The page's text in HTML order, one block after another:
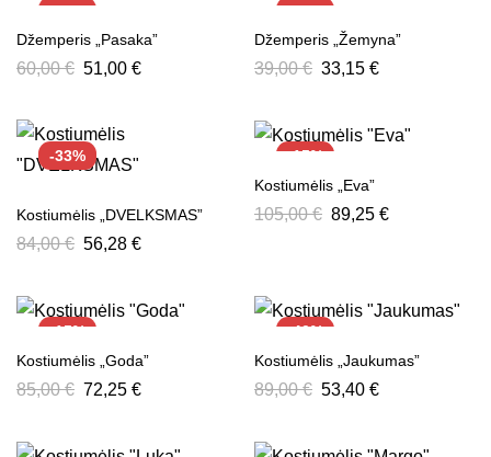
-15%
Džemperis „Pasaka”
60,00€ 51,00 €
-15%
Džemperis „Žemyna”
39,00€ 33,15 €
-33%
Kostiumėlis „DVELKSMAS”
84,00€ 56,28 €
-15%
Kostiumėlis „Eva”
105,00€ 89,25 €
-15%
Kostiumėlis „Goda”
85,00€ 72,25 €
-40%
Kostiumėlis „Jaukumas”
89,00€ 53,40 €